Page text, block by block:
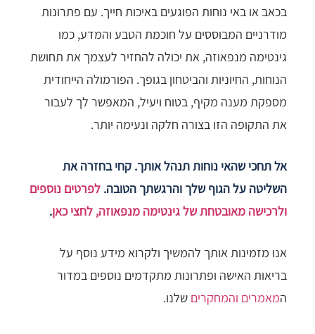
בכאב או באי נוחות הפוגעים באיכות חייך. עם פתרונות
מודרניים המבוססים על חוכמת הטבע והמדע, כמו
גינטימה מנפאוזה, את יכולה להחזיר לעצמך את תחושת
הנוחות, החיוניות והביטחון בגופך. הפורמולה הייחודית
מספקת מענה מקיף, בטוח ויעיל, המאפשר לך לעבור
את התקופה הזו בצורה חלקה ונעימה יותר.
אל תחכי שהאי נוחות תנהל אותך. קחי בחזרה את
השליטה על הגוף שלך והרגשתך הטובה. לפרטים נוספים
ולרכישה מאובטחת של גינטימה מנפאוזה, לחצי כאן.
אנו מזמינות אותך להמשיך ולקרוא מידע נוסף על
בריאות האישה ופתרונות מתקדמים נוספים במדור
המאמרים והמחקרים שלנו.